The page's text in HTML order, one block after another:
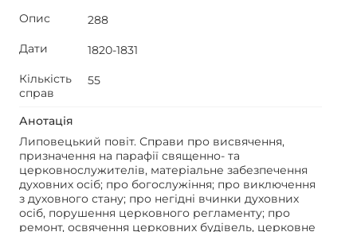
Опис
288
Дати
1820-1831
Кількість
справ
55
Анотація
Липовецький повіт. Справи про висвячення,
призначення на парафії священно- та
церковнослужителів, матеріальне забезпечення
духовних осіб; про богослужіння; про виключення
з духовного стану; про негідні вчинки духовних
осіб, порушення церковного регламенту; про
ремонт, освячення церковних будівель, церковне